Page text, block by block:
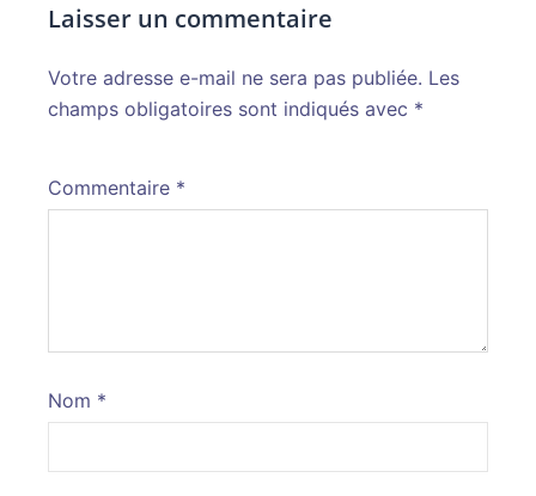
Laisser un commentaire
Votre adresse e-mail ne sera pas publiée. Les
champs obligatoires sont indiqués avec *
Commentaire *
Nom *
Alternative: